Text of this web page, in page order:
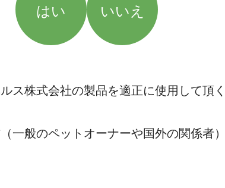
はい いいえ
ス株式会社の製品を適正に使用して頂
一般のペットオーナーや国外の関係者